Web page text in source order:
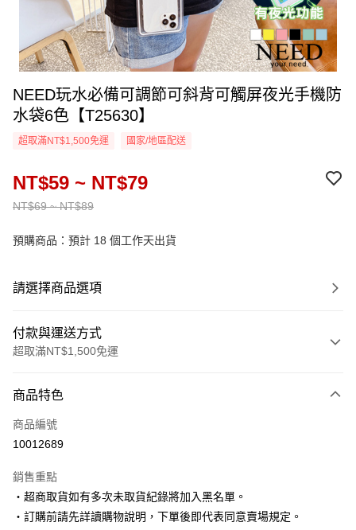
NEED玩水必備可調節可斜背可觸屏夜光手機防
水袋6色【T25630】
超取滿NT$1,500免運 國家/地區配送
NT$69 ~ NT$89
NT$59 ~ NT$79
預購商品：預計 18 個工作天出貨
請選擇商品選項
付款與運送方式
超取滿NT$1,500免運
信用卡一次付款
超商取貨付款
Apple Pay
街口支付
商品特色
商品編號
10012689
銷售重點
‧超商取貨如有多次未取貨紀錄將加入黑名單。
‧訂購前請先詳讀購物說明，下單後即代表同意賣場規定。